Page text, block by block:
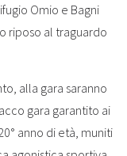
Omio e Bagni
riposo al traguardo
alla gara saranno
gara garantito ai
anno di età, muniti